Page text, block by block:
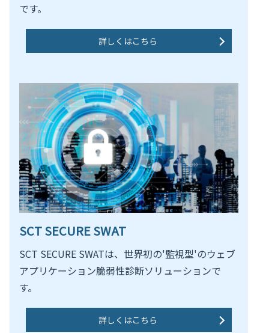
です。
詳しくはこちら
SCT SECURE SWAT
SCT SECURE SWATは、世界初の'監視型'のウェブ
アプリケーション脆弱性診断ソリューションで
す。
詳しくはこちら